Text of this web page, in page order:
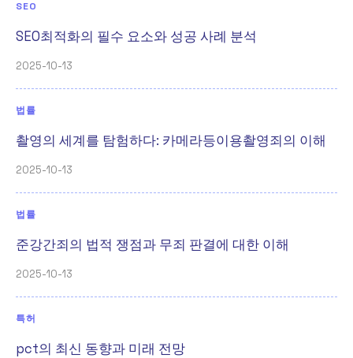
SEO
SEO최적화의 필수 요소와 성공 사례 분석
2025-10-13
법률
촬영의 세계를 탐험하다: 카메라등이용촬영죄의 이해
2025-10-13
법률
준강간죄의 법적 쟁점과 무죄 판결에 대한 이해
2025-10-13
특허
pct의 최신 동향과 미래 전망